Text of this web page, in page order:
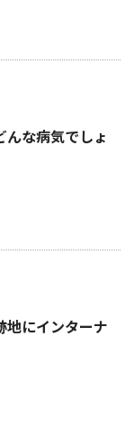
な病気でしょ
地にインターナ